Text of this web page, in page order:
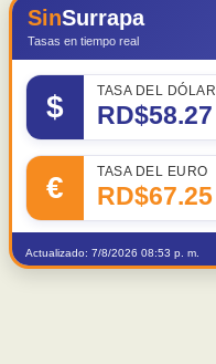
SinSurrapa
Tasas en tiempo real
$ TASA DEL DÓLAR
RD$58.27
€ TASA DEL EURO
RD$67.25
Actualizado: 7/8/2026 08:53 p. m.